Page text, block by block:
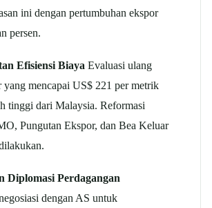
ini dengan pertumbuhan ekspor
persen.
Efisiensi Biaya Evaluasi ulang
yang mencapai US$ 221 per metrik
tinggi dari Malaysia. Reformasi
Pungutan Ekspor, dan Bea Keluar
Diplomasi Perdagangan
dengan AS untuk